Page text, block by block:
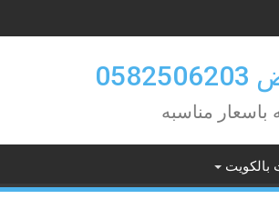
باسعار مناسبه
بالكويت